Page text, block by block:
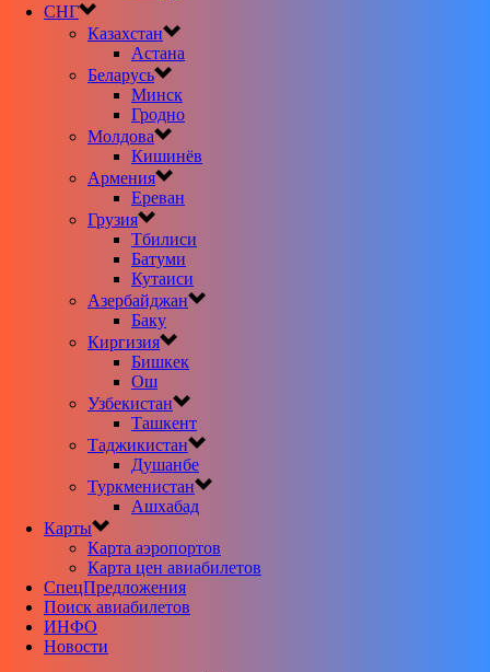
СНГ
Казахстан
Астана
Беларусь
Минск
Гродно
Молдова
Кишинёв
Армения
Ереван
Грузия
Тбилиси
Батуми
Кутаиси
Азербайджан
Баку
Киргизия
Бишкек
Ош
Узбекистан
Ташкент
Таджикистан
Душанбе
Туркменистан
Ашхабад
Карты
Карта аэропортов
Карта цен авиабилетов
CпецПредложения
Поиск авиабилетов
ИНФО
Новости